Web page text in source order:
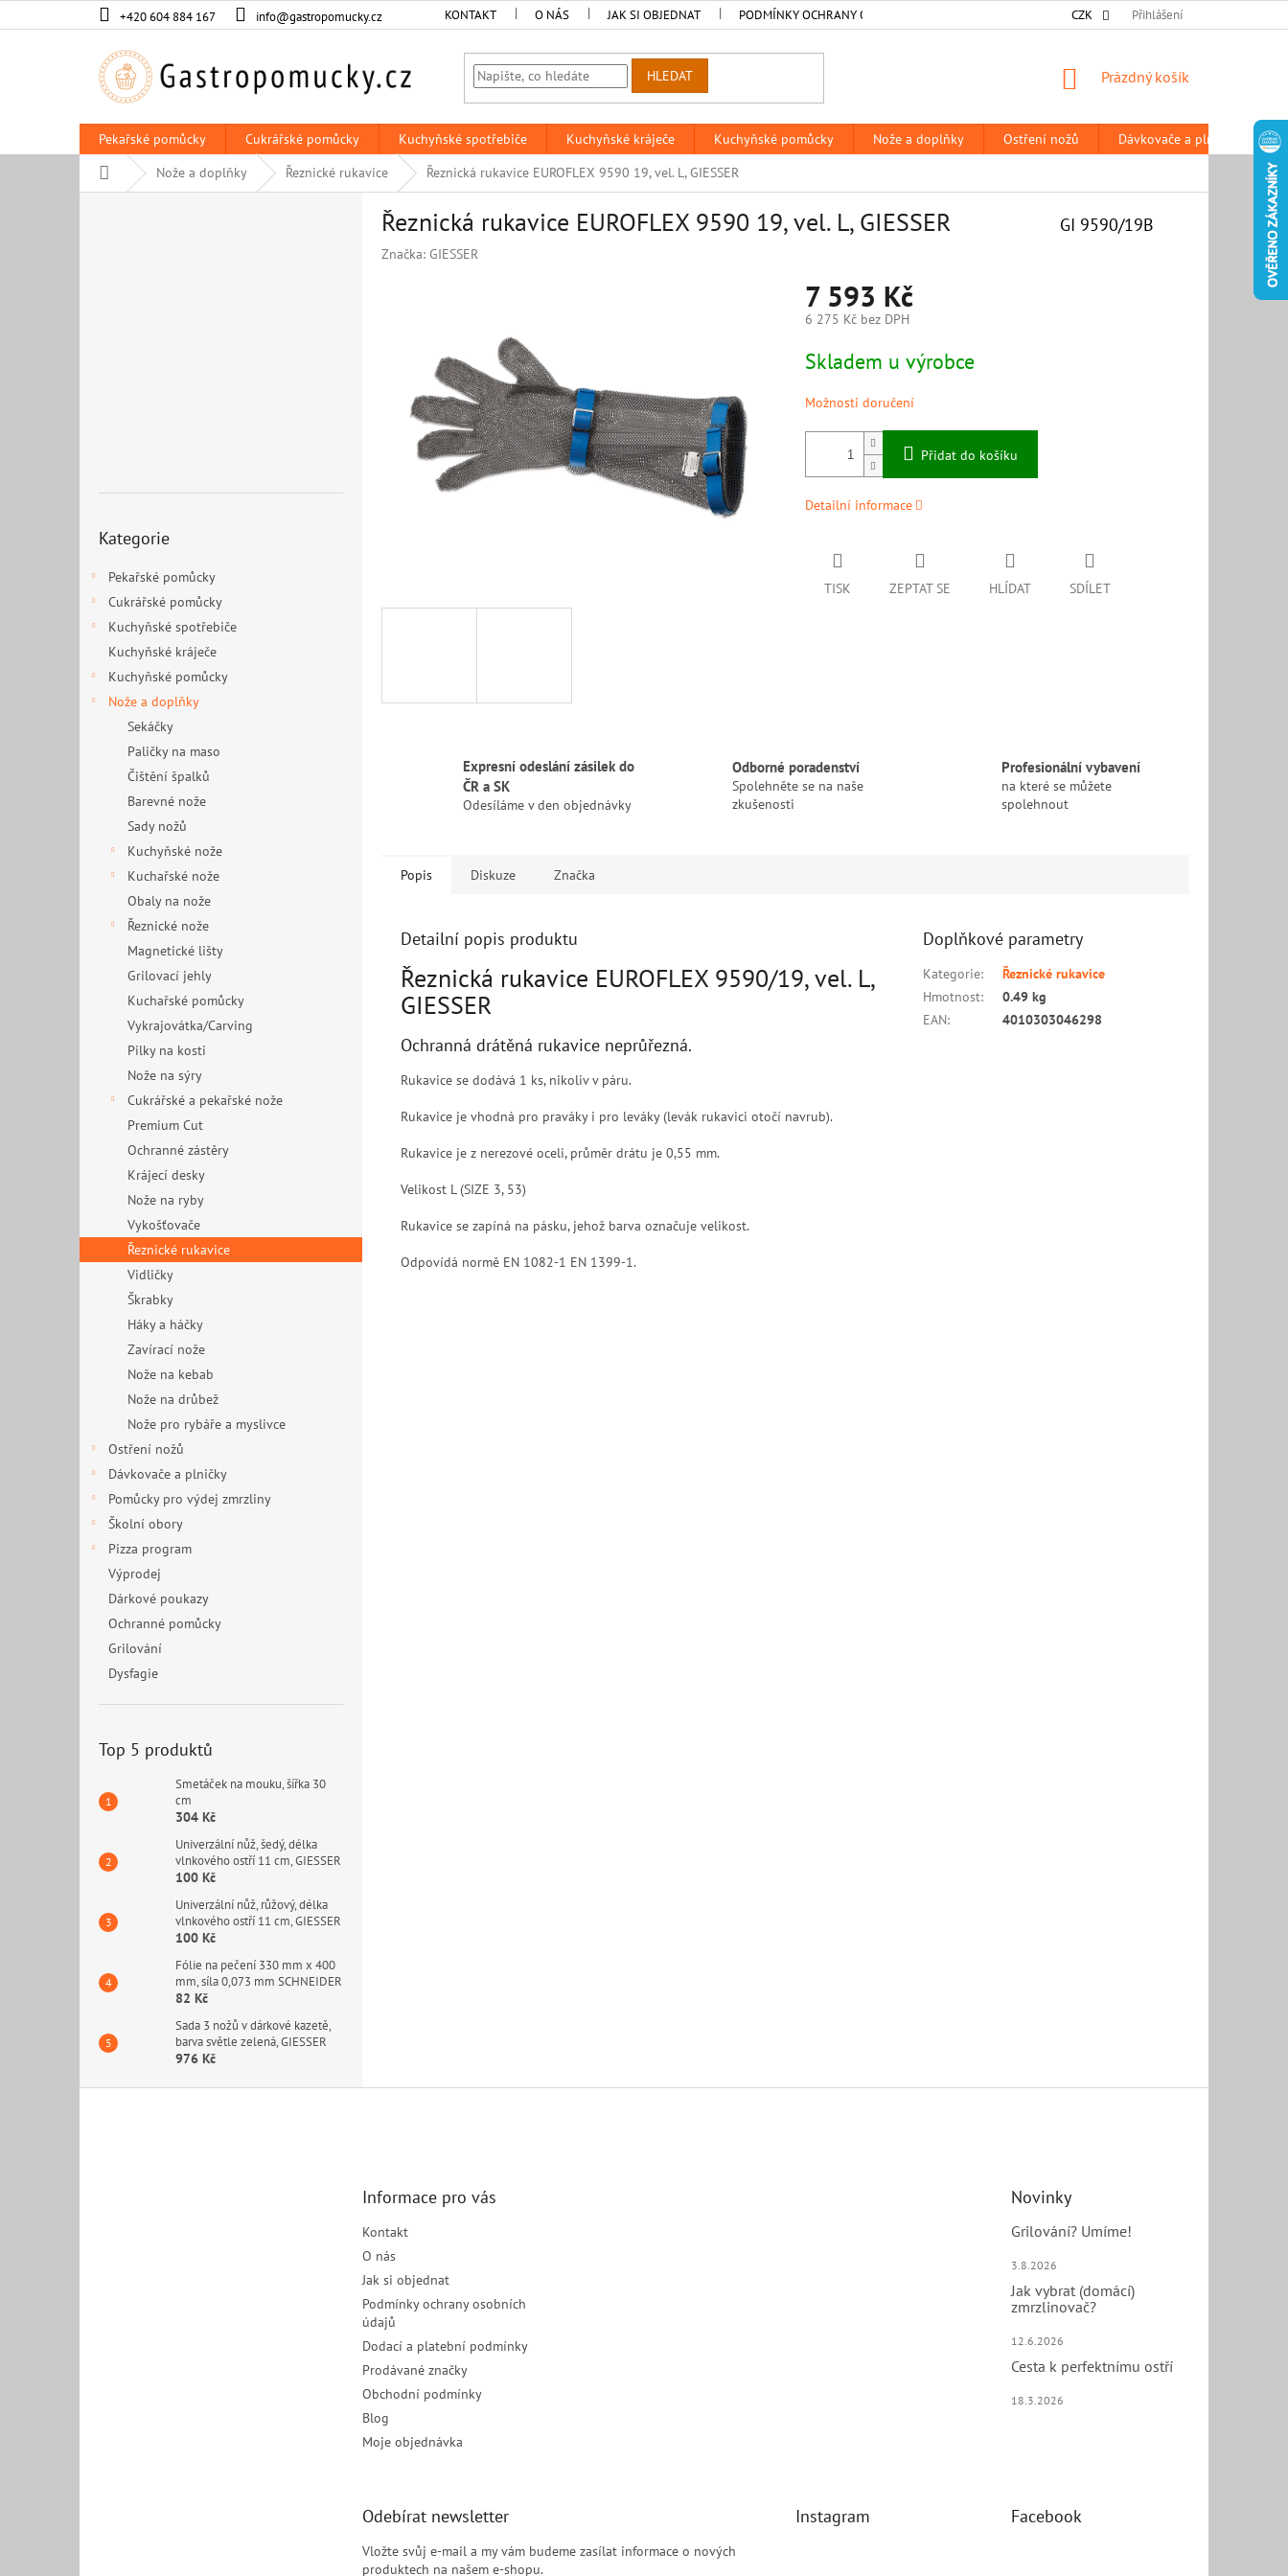
na
+420 604 884 167 info@gastropomucky.cz KONTAKT O NÁS JAK SI OBJEDNAT PODMÍNKY OCHRANY OSOBNÍCH ÚDAJŮ DODACÍ A PLATEBNÍ PODMÍNKY
CZK Přihlášení
HLEDAT
NÁKUPNÍ
Prázdný košík
Pekařské pomůcky Cukrářské pomůcky Kuchyňské spotřebiče Kuchyňské kráječe Kuchyňské pomůcky Nože a doplňky Ostření nožů Dávkovače a plničky
Domů
Nože a doplňky Řeznické rukavice Řeznická rukavice EUROFLEX 9590 19, vel. L, GIESSER
kategorie
Kategorie
Pekařské pomůcky
Cukrářské pomůcky
Kuchyňské spotřebiče
Kuchyňské kráječe
Kuchyňské pomůcky
Nože a doplňky
Sekáčky
Paličky na maso
Čištění špalků
Barevné nože
Sady nožů
Kuchyňské nože
Kuchařské nože
Obaly na nože
Řeznické nože
Magnetické lišty
Grilovací jehly
Kuchařské pomůcky
Vykrajovátka/Carving
Pilky na kosti
Nože na sýry
Cukrářské a pekařské nože
Premium Cut
Ochranné zástěry
Krájecí desky
Nože na ryby
Vykošťovače
Řeznické rukavice
Vidličky
Škrabky
Háky a háčky
Zavírací nože
Nože na kebab
Nože na drůbež
Nože pro rybáře a myslivce
Ostření nožů
Dávkovače a plničky
Pomůcky pro výdej zmrzliny
Školní obory
Pizza program
Výprodej
Dárkové poukazy
Ochranné pomůcky
Grilování
Dysfagie
Top 5 produktů
Smetáček na mouku, šířka 30
cm
304 Kč
Univerzální nůž, šedý, délka
vlnkového ostří 11 cm, GIESSER
100 Kč
Univerzální nůž, růžový, délka
vlnkového ostří 11 cm, GIESSER
100 Kč
Fólie na pečení 330 mm x 400
mm, síla 0,073 mm SCHNEIDER
82 Kč
Sada 3 nožů v dárkové kazetě,
barva světle zelená, GIESSER
976 Kč
Řeznická rukavice EUROFLEX 9590 19, vel. L, GIESSER GI 9590/19B
Značka: GIESSER
7 593 Kč
6 275 Kč bez DPH
cena:
Skladem u výrobce
Možnosti doručení
Přidat do košíku
Detailní informace
TISK ZEPTAT SE HLÍDAT SDÍLET
Expresní odeslání zásilek do
ČR a SK
Odesíláme v den objednávky
Odborné poradenství
Spolehněte se na naše
zkušenosti
Profesionální vybavení
na které se můžete
spolehnout
Popis Diskuze Značka
Detailní popis produktu
Řeznická rukavice EUROFLEX 9590/19, vel. L,
GIESSER
Ochranná drátěná rukavice neprůřezná.
Rukavice se dodává 1 ks, nikoliv v páru.
Rukavice je vhodná pro praváky i pro leváky (levák rukavici otočí navrub).
Rukavice je z nerezové oceli, průměr drátu je 0,55 mm.
Velikost L (SIZE 3, 53)
Rukavice se zapíná na pásku, jehož barva označuje velikost.
Odpovídá normě EN 1082-1 EN 1399-1.
Doplňkové parametry
Kategorie:
Řeznické rukavice
Hmotnost:
0.49 kg
EAN: 4010303046298
Informace pro vás
Kontakt
O nás
Jak si objednat
Podmínky ochrany osobních
údajů
Dodací a platební podmínky
Prodávané značky
Obchodní podmínky
Blog
Moje objednávka
Novinky
Grilování? Umíme!
3.8.2026
Jak vybrat (domácí)
zmrzlinovač?
12.6.2026
Cesta k perfektnímu ostří
18.3.2026
Odebírat newsletter
Vložte svůj e-mail a my vám budeme zasílat informace o nových
produktech na našem e-shopu.
Instagram Facebook